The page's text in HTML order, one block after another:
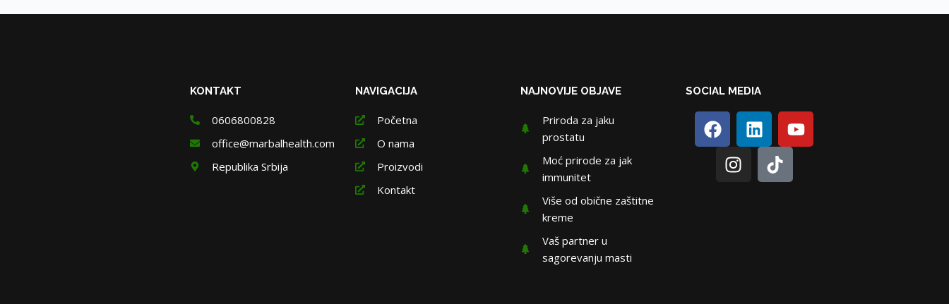
KONTAKT
0606800828
office@marbalhealth.com
Republika Srbija
NAVIGACIJA
Početna
O nama
Proizvodi
Kontakt
NAJNOVIJE OBJAVE
Priroda za jaku
prostatu
Moć prirode za jak
immunitet
Više od obične zaštitne
kreme
Vaš partner u
sagorevanju masti
SOCIAL MEDIA